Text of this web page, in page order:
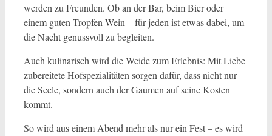
werden zu Freunden. Ob an der Bar, beim Bier oder
einem guten Tropfen Wein – für jeden ist etwas dabei, um
die Nacht genussvoll zu begleiten.
Auch kulinarisch wird die Weide zum Erlebnis: Mit Liebe
zubereitete Hofspezialitäten sorgen dafür, dass nicht nur
die Seele, sondern auch der Gaumen auf seine Kosten
kommt.
So wird aus einem Abend mehr als nur ein Fest – es wird